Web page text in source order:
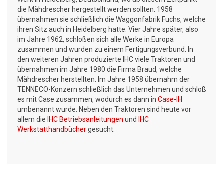
die Mähdrescher hergestellt werden sollten. 1958
übernahmen sie schließlich die Waggonfabrik Fuchs, welche
ihren Sitz auch in Heidelberg hatte. Vier Jahre später, also
im Jahre 1962, schloßen sich alle Werke in Europa
zusammen und wurden zu einem Fertigungsverbund. In
den weiteren Jahren produzierte IHC viele Traktoren und
übernahmen im Jahre 1980 die Firma Braud, welche
Mähdrescher herstellten. Im Jahre 1958 übernahm der
TENNECO-Konzern schließlich das Unternehmen und schloß
es mit Case zusammen, wodurch es dann in Case-IH
umbenannt wurde. Neben den Traktoren sind heute vor
allem die IHC Betriebsanleitungen und
IHC
Werkstatthandbüchergesucht.